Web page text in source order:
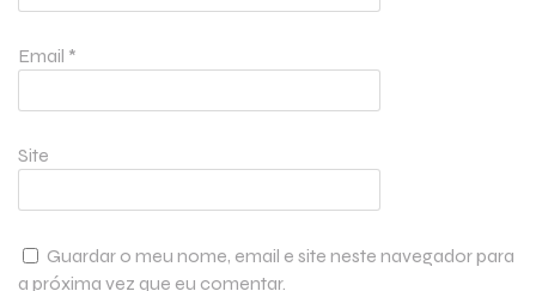
Email *
Site
Guardar o meu nome, email e site neste navegador para
a próxima vez que eu comentar.